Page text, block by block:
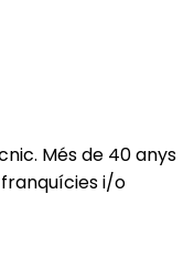
Més de 40 anys
i/o